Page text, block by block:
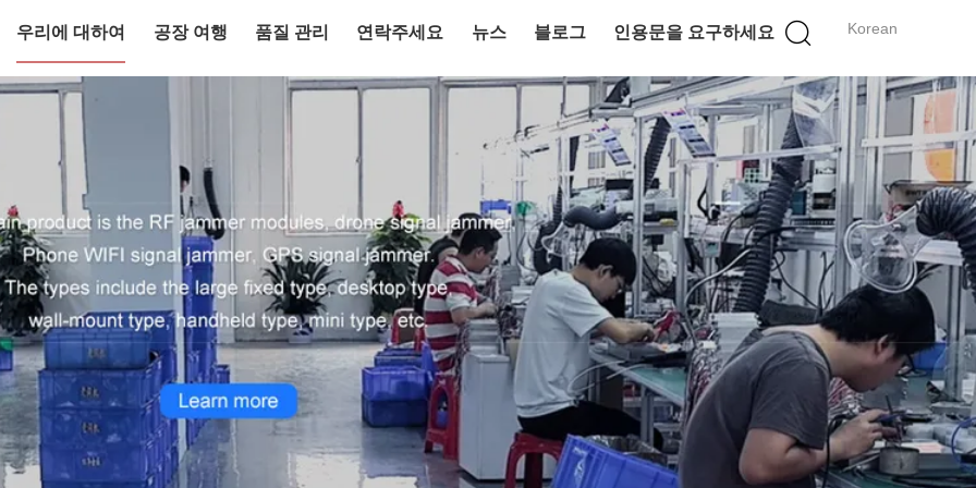
Korean
우리에 대하여 공장 여행 품질 관리 연락주세요 뉴스 블로그 인용문을 요구하세요